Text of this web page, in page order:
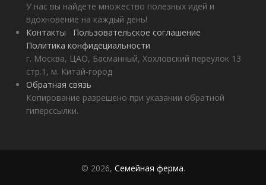
У нас вы найдете множество полезных идей и
вдохновение на каждый день!
Контакты
Пользовательское соглашение
Политика конфидециальности
г. Москва, ЦАО, Басманный, Хохловский переулок 13
стр.1, м. Китай-город
Обратная связь
Копирование разрешено при указании обратной
гиперссылки.
© 2026, Семейная ферма.